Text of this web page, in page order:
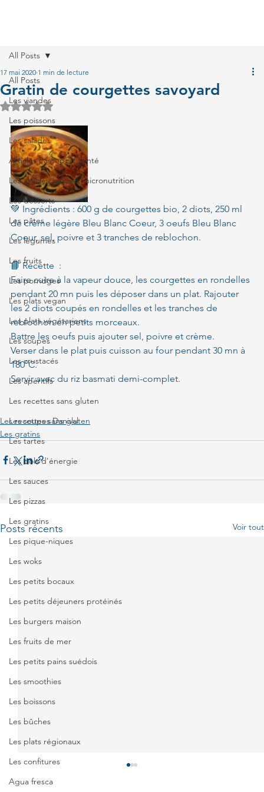
All Posts
Les viandes
Les poissons
Les salades
Articles Passeport Santé
Les articles santé & micronutrition
Les desserts
Les pâtes
Les légumes
Les fruits
Les porridges
Les plats vegan
Les plats végétariens
Les soupes
Les crustacés
Les apéritifs
Les recettes sans gluten
Les soupes Danival
Les tartes
Les bols d'énergie
Les sauces
Les pizzas
Les gratins
Les pique-niques
Les woks
Les petits bocaux
Les petits déjeuners protéinés
Les burgers maison
Les fruits de mer
Les petits pains suédois
Les smoothies
Les boissons
Les bûches
Les plats régionaux
Les confitures
Agua fresca
All Posts
Gratin de courgettes savoyard
17 mai 2020 1 min de lecture
Noté NaN étoiles sur 5.
💚 Ingrédients : 600 g de courgettes bio, 2 diots, 250 ml
de crème légère Bleu Blanc Coeur, 3 oeufs Bleu Blanc
Coeur, sel, poivre et 3 tranches de reblochon.
📘 Recette  :
Faire cuire à la vapeur douce, les courgettes en rondelles
pendant 20 mn puis les déposer dans un plat. Rajouter
les 2 diots coupés en rondelles et les tranches de
reblochon en petits morceaux.
Battre les oeufs puis ajouter sel, poivre et crème.
Verser dans le plat puis cuisson au four pendant 30 mn à
180°C.
Servir avec du riz basmati demi-complet.
Les recettes sans gluten
Les gratins
Posts récents Voir tout